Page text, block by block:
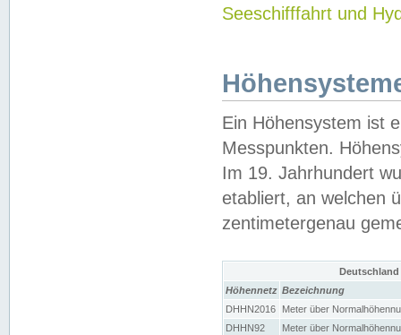
Seeschifffahrt und
Ein Höhensystem ist
Messpunkten.
Im 19. Jahrhundert
etabliert, an welchen
zentimetergenau
Höhennetz Bezeichnung
DHHN2016
Meter über
DHHN92
Meter über